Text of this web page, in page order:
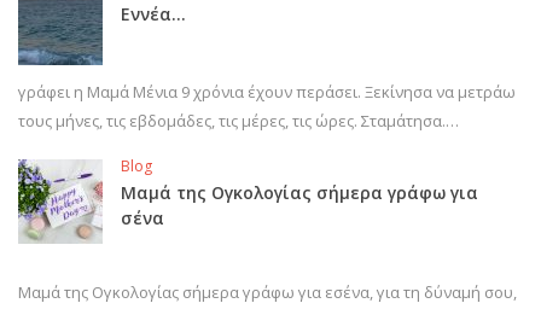
Εννέα…
γράφει η Μαμά Μένια 9 χρόνια έχουν περάσει. Ξεκίνησα να μετράω
τους μήνες, τις εβδομάδες, τις μέρες, τις ώρες. Σταμάτησα.…
Blog
Μαμά της Ογκολογίας σήμερα γράφω για
σένα
Μαμά της Ογκολογίας σήμερα γράφω για εσένα, για τη δύναμή σου,